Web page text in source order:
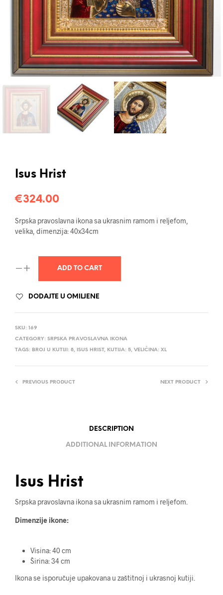
Isus Hrist
€324.00
Srpska pravoslavna ikona sa ukrasnim ramom i reljefom,
velika, dimenzija: 40x34cm
ADD TO CART
DODAJTE U OMILJENE
SKU: 169
CATEGORY: SRPSKA PRAVOSLAVNA IKONA
TAGS: BROJ U KUTIJI: 8, ISUS HRIST, KUTIJA: 5, VELIČINA: XL
PREVIOUS PRODUCT NEXT PRODUCT
DESCRIPTION
ADDITIONAL INFORMATION
Isus Hrist
Srpska pravoslavna ikona sa ukrasnim ramom i reljefom.
Dimenzije ikone:
Visina: 40 cm
Širina: 34 cm
Ikona se isporučuje upakovana u zaštitnoj i ukrasnoj kutiji.